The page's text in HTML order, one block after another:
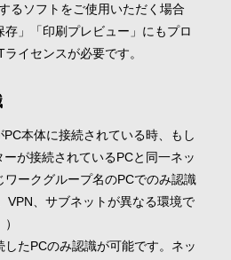
るソフトをご使用いただく場合
存」「印刷プレビュー」にもプロ
イセンスが必要です。
本体に接続されている時、もし
ーが接続されているPCと同一ネッ
ワークグループ名のPCでのみ認識
VPN、サブネットが異なる環境で
たPCのみ認識が可能です。ネッ